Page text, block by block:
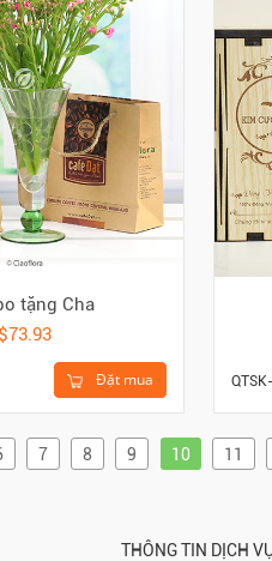
tặng Cha
$73.93
Đặt mua
7 8 9 10 11
THÔNG TIN DỊCH